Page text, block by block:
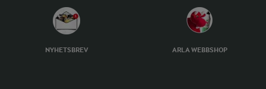
NYHETSBREV ARLA WEBBSHOP